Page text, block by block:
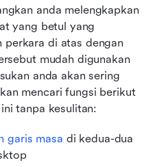
anda melengkapkan
yang betul yang
perkara di atas dengan
mudah digunakan
anda akan sering
mencari fungsi berikut
tanpa kesulitan:
garis masa di kedua-dua